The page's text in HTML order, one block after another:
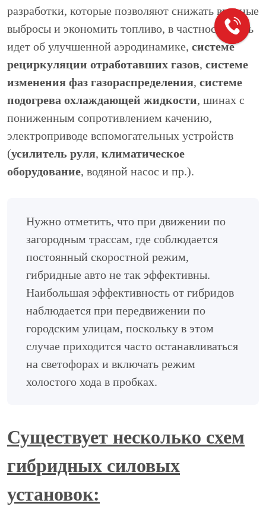
разработки, которые позволяют снижать вредные
выбросы и экономить топливо, в частности речь
идет об улучшенной аэродинамике, системе
рециркуляции отработавших газов, системе
изменения фаз газораспределения, системе
подогрева охлаждающей жидкости, шинах с
пониженным сопротивлением качению,
электроприводе вспомогательных устройств
(усилитель руля, климатическое
оборудование, водяной насос и пр.).
Нужно отметить, что при движении по
загородным трассам, где соблюдается
постоянный скоростной режим,
гибридные авто не так эффективны.
Наибольшая эффективность от гибридов
наблюдается при передвижении по
городским улицам, поскольку в этом
случае приходится часто останавливаться
на светофорах и включать режим
холостого хода в пробках.
Существует несколько схем
гибридных силовых
установок: